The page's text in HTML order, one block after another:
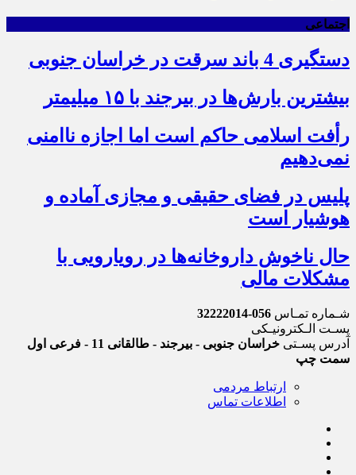
اجتماعی
دستگیری 4 باند سرقت در خراسان جنوبی
بیشترین بارش‌ها در بیرجند با ۱۵ میلیمتر
رأفت اسلامی حاکم است اما اجازه ناامنی
نمی‌دهیم
پلیس در فضای حقیقی و مجازی آماده و
هوشیار است
حال ناخوش داروخانه‌ها در رویارویی با
مشکلات مالی
شـماره تمـاس 056-32222014
پسـت الـکترونیـکی
آدرس پسـتی
خراسان جنوبی - بیرجند - طالقانی 11 - فرعی اول
سمت چپ
ارتباط مردمی
اطلاعات تماس